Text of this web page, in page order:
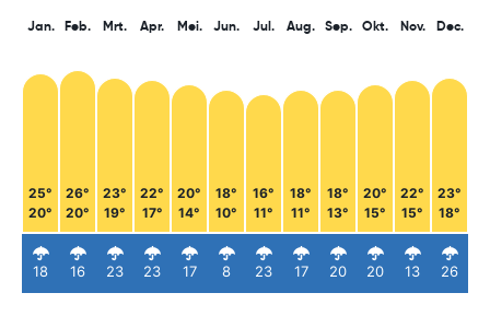
Jan.
25°
20°
18
Feb.
26°
20°
16
Mrt.
23°
19°
23
Apr.
22°
17°
23
Mei.
20°
14°
17
Jun.
18°
10°
8
Jul.
16°
11°
23
Aug.
18°
11°
17
Sep.
18°
13°
20
Okt.
20°
15°
20
Nov.
22°
15°
13
Dec.
23°
18°
26